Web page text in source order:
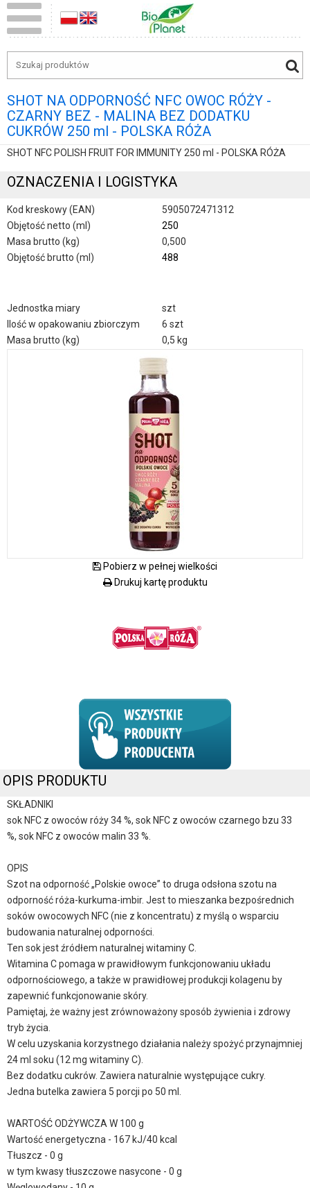
SHOT NA ODPORNOŚĆ NFC OWOC RÓŻY -
CZARNY BEZ - MALINA BEZ DODATKU
CUKRÓW 250 ml - POLSKA RÓŻA
SHOT NFC POLISH FRUIT FOR IMMUNITY 250 ml - POLSKA RÓŻA
OZNACZENIA I LOGISTYKA
Kod kreskowy (EAN)
5905072471312
Objętość netto (ml)
250
Masa brutto (kg)
0,500
Objętość brutto (ml)
488
Jednostka miary
szt
Ilość w opakowaniu zbiorczym
6 szt
Masa brutto (kg)
0,5 kg
Pobierz w pełnej wielkości
Drukuj kartę produktu
OPIS PRODUKTU
SKŁADNIKI
sok NFC z owoców róży 34 %, sok NFC z owoców czarnego bzu 33
%, sok NFC z owoców malin 33 %.
OPIS
Szot na odporność „Polskie owoce” to druga odsłona szotu na
odporność róża-kurkuma-imbir. Jest to mieszanka bezpośrednich
soków owocowych NFC (nie z koncentratu) z myślą o wsparciu
budowania naturalnej odporności.
Ten sok jest źródłem naturalnej witaminy C.
Witamina C pomaga w prawidłowym funkcjonowaniu układu
odpornościowego, a także w prawidłowej produkcji kolagenu by
zapewnić funkcjonowanie skóry.
Pamiętaj, że ważny jest zrównoważony sposób żywienia i zdrowy
tryb życia.
W celu uzyskania korzystnego działania należy spożyć przynajmniej
24 ml soku (12 mg witaminy C).
Bez dodatku cukrów. Zawiera naturalnie występujące cukry.
Jedna butelka zawiera 5 porcji po 50 ml.
WARTOŚĆ ODŻYWCZA W 100 g
Wartość energetyczna - 167 kJ/40 kcal
Tłuszcz - 0 g
w tym kwasy tłuszczowe nasycone - 0 g